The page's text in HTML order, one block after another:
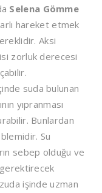
Selena Gömme
hareket etmek
Aksi
zorluk derecesi
suda bulunan
yıpranması
Bunlardan
Su
sebep olduğu ve
gerektirecek
işinde uzman